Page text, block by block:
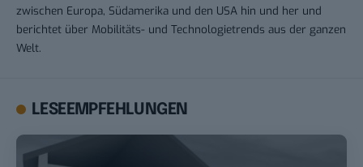
zwischen Europa, Südamerika und den USA hin und her und
berichtet über Mobilitäts- und Technologietrends aus der ganzen
Welt.
LESEEMPFEHLUNGEN